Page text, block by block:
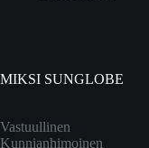
MIKSI SUNGLOBE
Vastuullinen
Kunnianhimoinen